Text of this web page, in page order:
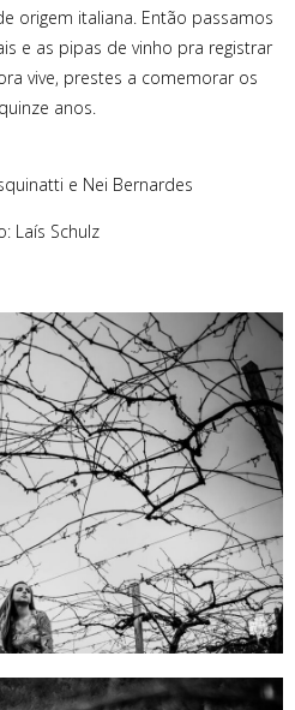
origem italiana. Então passamos
e as pipas de vinho pra registrar
vive, prestes a comemorar os
anos.
e Nei Bernardes
Laís Schulz